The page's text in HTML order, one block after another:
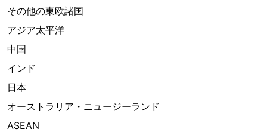
その他の東欧諸国
アジア太平洋
中国
インド
日本
オーストラリア・ニュージーランド
ASEAN